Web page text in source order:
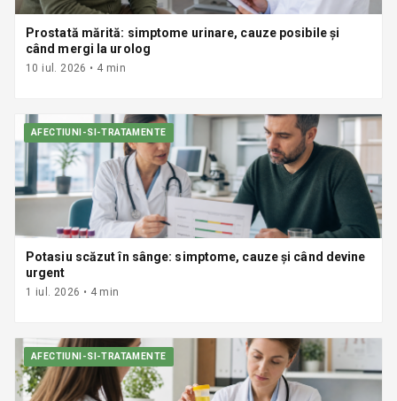
Prostată mărită: simptome urinare, cauze posibile și
când mergi la urolog
10 iul. 2026 • 4 min
AFECTIUNI-SI-TRATAMENTE
Potasiu scăzut în sânge: simptome, cauze și când devine
urgent
1 iul. 2026 • 4 min
AFECTIUNI-SI-TRATAMENTE